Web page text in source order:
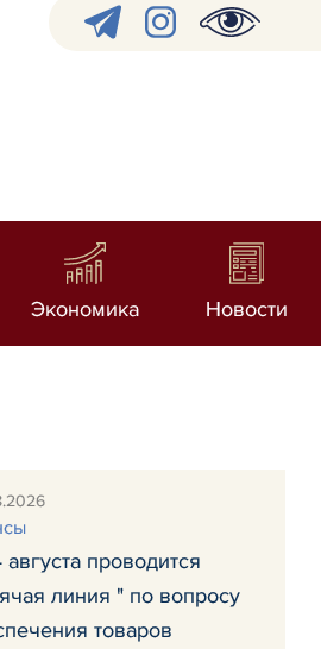
Экономика Новости
августа проводится
линия " по вопросу
товаров